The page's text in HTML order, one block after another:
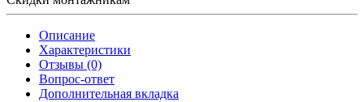
Описание
Характеристики
Отзывы (0)
Вопрос-ответ
Дополнительная вкладка